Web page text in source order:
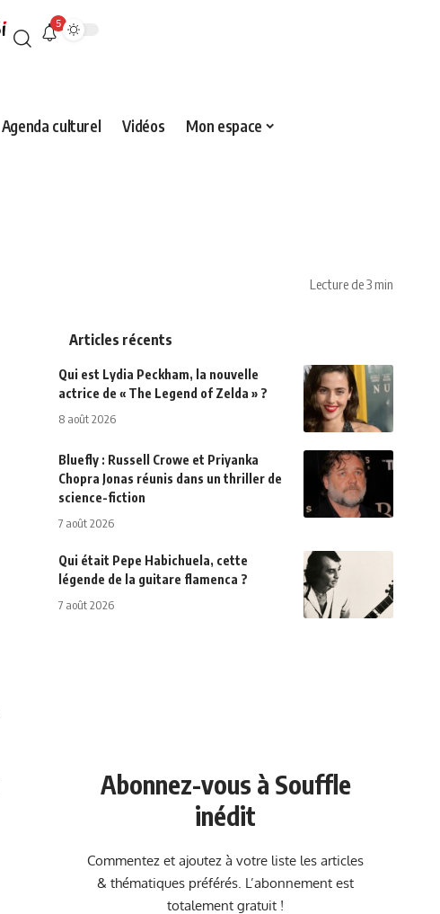
5
Agenda culturel Vidéos Mon espace
Lecture de 3 min
Articles récents
Qui est Lydia Peckham, la nouvelle
actrice de « The Legend of Zelda » ?
8 août 2026
Bluefly : Russell Crowe et Priyanka
Chopra Jonas réunis dans un thriller de
science-fiction
7 août 2026
Qui était Pepe Habichuela, cette
légende de la guitare flamenca ?
7 août 2026
Abonnez-vous à Souffle
inédit
Commentez et ajoutez à votre liste les articles
& thématiques préférés. L’abonnement est
totalement gratuit !